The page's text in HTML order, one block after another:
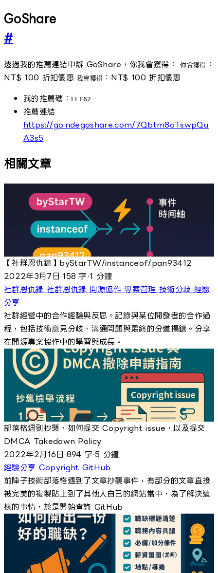
GoShare
#
透過我的推薦連結申辦 GoShare，你我會獲得：你會獲得 ：
NT$ 100 折扣優惠我會獲得 ：NT$ 100 折扣優惠
我的推薦碼： LLE62
推薦連結
https://go.ridegoshare.com/7Qbtm8oTswpQu
A3s5
相關文章
【社群恩仇錄】byStarTW/instanceof/pan93412
2022年3月7日·158 字·1 分鐘
社群恩仇錄 社群恩仇錄 開源協作 專案管理技術分歧 經驗
分享
社群經營中的合作經驗與反思。記錄與某位開發者的合作過
程，包括技術意見分歧、溝通問題與最終的分道揚鑣。分享
在開源專案協作中的學習與成長。
部落格遇到抄襲，如何提交 Copyright issue，以及提交
DMCA Takedown Policy
2022年2月16日·894 字·5 分鐘
經驗分享 Copyright GitHub
前陣子技術部落格遇到了文章抄襲事件，有部分的文章直接
被完美的複製貼上到了其他人自己的網站當中，為了解決這
樣的事情，於是開始查詢 GitHub